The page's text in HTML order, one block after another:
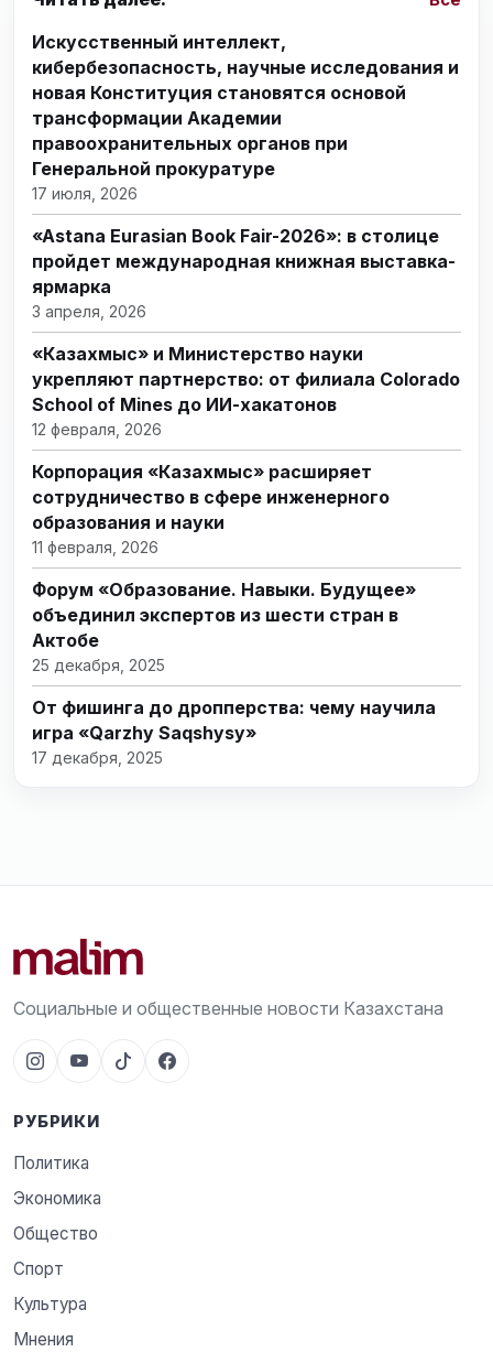
Искусственный интеллект,
кибербезопасность, научные исследования и
новая Конституция становятся основой
трансформации Академии
правоохранительных органов при
Генеральной прокуратуре
17 июля, 2026
«Astana Eurasian Book Fair-2026»: в столице
пройдет международная книжная выставка-
ярмарка
3 апреля, 2026
«Казахмыс» и Министерство науки
укрепляют партнерство: от филиала Colorado
School of Mines до ИИ-хакатонов
12 февраля, 2026
Корпорация «Казахмыс» расширяет
сотрудничество в сфере инженерного
образования и науки
11 февраля, 2026
Форум «Образование. Навыки. Будущее»
объединил экспертов из шести стран в
Актобе
25 декабря, 2025
От фишинга до дропперства: чему научила
игра «Qarzhy Saqshysy»
17 декабря, 2025
Социальные и общественные новости Казахстана
РУБРИКИ
Политика
Экономика
Общество
Спорт
Культура
Мнения